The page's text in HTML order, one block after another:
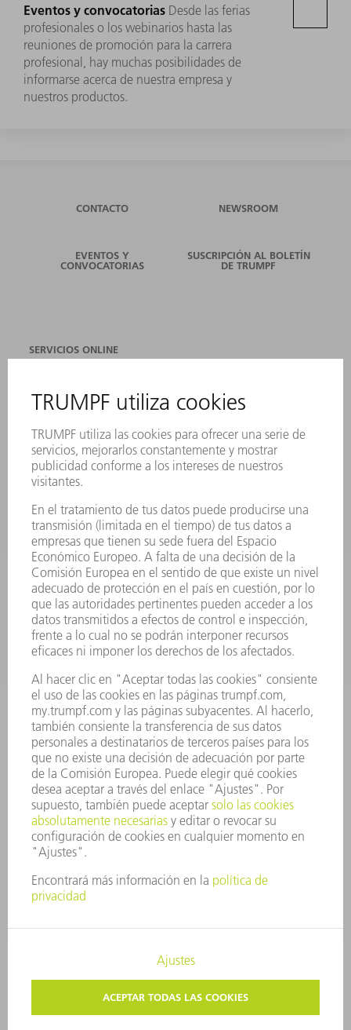
Eventos y convocatorias Desde las ferias
profesionales o los webinarios hasta las
reuniones de promoción para la carrera
profesional, hay muchas posibilidades de
informarse acerca de nuestra empresa y
nuestros productos.
CONTACTO NEWSROOM
EVENTOS Y
CONVOCATORIAS
SUSCRIPCIÓN AL BOLETÍN
DE TRUMPF
SERVICIOS ONLINE
EVENTOS Y CONVOCATORIAS
REGISTRO PARA EL BOLETÍN INFORMATIVO
FICHAS TÉCNICAS DE SEGURIDAD
PRODUCTOS
MÁQUINAS Y SISTEMAS
LÁSER
HERRAMIENTAS PORTÁTILES
FÁBRICA INTELIGENTE
SOFTWARE
SERVICIOS
APLICACIONES
SECTORES
EMPRESA
CARRERA PROFESIONAL
OFERTAS DE TRABAJO
PERFIL DE LA EMPRESA
INFORME ANUAL
PRINCIPIOS CORPORATIVOS
CUMPLIMIENTO
SISTEMA DE INFORMADORES
SEGURIDAD
COMUNICADOS DE PRENSA
REVISTAS
SOSTENIBILIDAD
MEDIO AMBIENTE Y CLIMA
SOCIEDAD Y EMPRESA
GESTIÓN EMPRESARIAL
PROTECCIÓN DE DATOS
COPYRIGHT Y MARCA REGISTRADA
AJUSTES DE PRIVACIDAD